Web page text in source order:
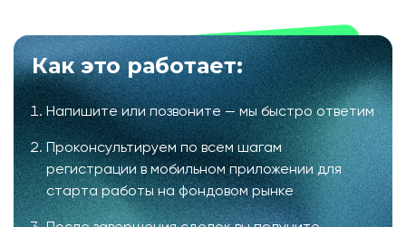
Как это работает:
Напишите или позвоните — мы быстро ответим
Проконсультируем по всем шагам
регистрации в мобильном приложении для
старта работы на фондовом рынке